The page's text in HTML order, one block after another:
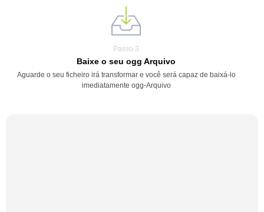
Passo 3
Baixe o seu ogg Arquivo
Aguarde o seu ficheiro irá transformar e você será capaz de baixá-lo
imediatamente ogg-Arquivo